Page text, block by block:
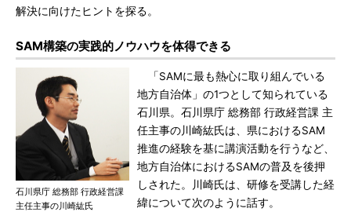
解決に向けたヒントを探る。
SAM構築の実践的ノウハウを体得できる
石川県庁 総務部 行政経営課
主任主事の川崎紘氏
「SAMに最も熱心に取り組んでいる
地方自治体」の1つとして知られている
石川県。石川県庁 総務部 行政経営課 主
任主事の川崎紘氏は、県におけるSAM
推進の経験を基に講演活動を行うなど、
地方自治体におけるSAMの普及を後押
しされた。川崎氏は、研修を受講した経
緯について次のように話す。